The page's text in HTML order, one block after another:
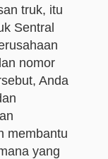
truk, itu
Sentral
nomor
Anda
membantu
yang